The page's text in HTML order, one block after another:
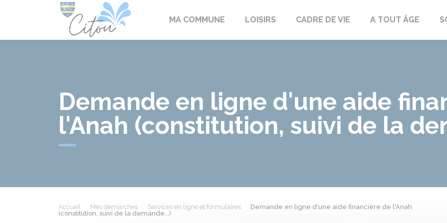
MA COMMUNE LOISIRS CADRE DE VIE A TOUT ÂGE
Demande en ligne d'une aide
l'Anah (constitution, suivi de la
Accueil Mes démarches Services en ligne et formulaires
Demande en ligne d'une aide financière de l'Anah
(constitution, suivi de la demande...)